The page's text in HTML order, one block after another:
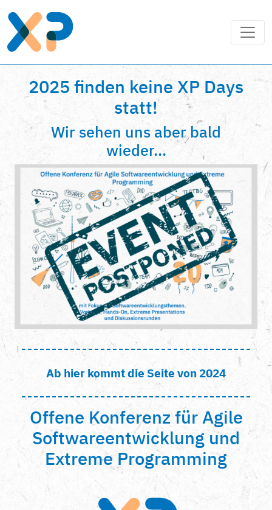
2025 finden keine XP Days
statt!
Wir sehen uns aber bald
wieder...
Ab hier kommt die Seite von 2024
Offene Konferenz für Agile
Softwareentwicklung und
Extreme Programming